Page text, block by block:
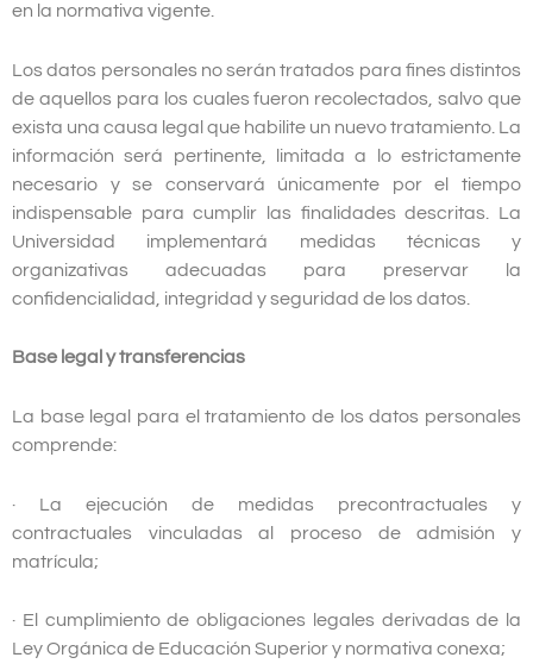
en la normativa vigente.
Los datos personales no serán tratados para fines distintos
de aquellos para los cuales fueron recolectados, salvo que
exista una causa legal que habilite un nuevo tratamiento. La
información será pertinente, limitada a lo estrictamente
necesario y se conservará únicamente por el tiempo
indispensable para cumplir las finalidades descritas. La
Universidad implementará medidas técnicas y
organizativas adecuadas para preservar la
confidencialidad, integridad y seguridad de los datos.
Base legal y transferencias
La base legal para el tratamiento de los datos personales
comprende:
· La ejecución de medidas precontractuales y
contractuales vinculadas al proceso de admisión y
matrícula;
· El cumplimiento de obligaciones legales derivadas de la
Ley Orgánica de Educación Superior y normativa conexa;